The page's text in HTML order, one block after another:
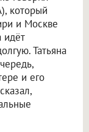
который
и Москве
идёт
Татьяна
и его